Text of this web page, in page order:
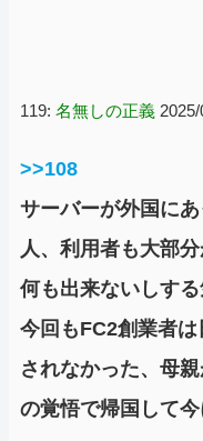
119: 名無しの正義
>>108
サーバーが外国に
人、利用者も大部
何も出来ないしす
今回もFC2創業者
されなかった、母
の覚悟で帰国して